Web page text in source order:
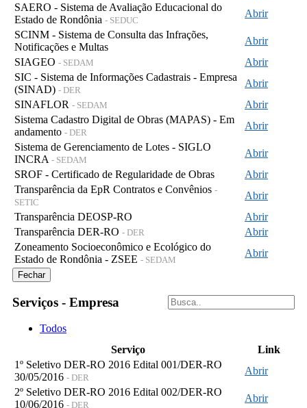
SAERO - Sistema de Avaliação Educacional do
Estado de Rondônia - SEDUC
Abrir
SCINM - Sistema de Consulta das Infrações,
Notificações e Multas
Abrir
SIAGEO - SEDAM
Abrir
SIC - Sistema de Informações Cadastrais - Empresa
(SINAD) - DER
Abrir
SINAFLOR - SEDAM
Abrir
Sistema Cadastro Digital de Obras (MAPAS) - Em
andamento - DER
Abrir
Sistema de Gerenciamento de Lotes - SIGLO
INCRA - SEDAM
Abrir
SROF - Certificado de Regularidade de Obras
Abrir
Transparência da EpR Contratos e Convênios -
SETIC
Abrir
Transparência DEOSP-RO
Abrir
Transparência DER-RO - DER
Abrir
Zoneamento Socioeconômico e Ecológico do
Estado de Rondônia - ZSEE - SEDAM
Abrir
Fechar
Serviços - Empresa
Todos
Serviço
Link
1º Seletivo DER-RO 2016 Edital 001/DER-RO
30/05/2016 - DER
Abrir
2º Seletivo DER-RO 2016 Edital 002/DER-RO
10/06/2016 - DER
Abrir